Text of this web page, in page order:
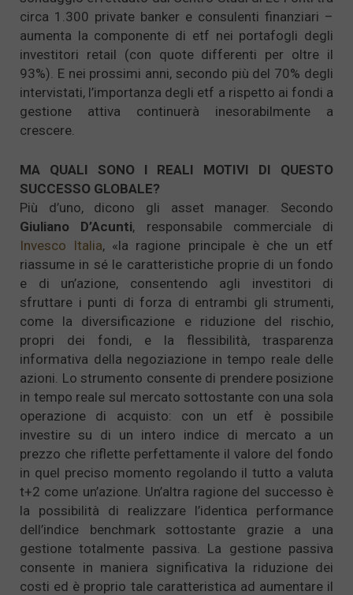
circa 1.300 private banker e consulenti finanziari –
aumenta la componente di etf nei portafogli degli
investitori retail (con quote differenti per oltre il
93%). E nei prossimi anni, secondo più del 70% degli
intervistati, l’importanza degli etf a rispetto ai fondi a
gestione attiva continuerà inesorabilmente a
crescere.
MA QUALI SONO I REALI MOTIVI DI QUESTO
SUCCESSO GLOBALE?
Più d’uno, dicono gli asset manager. Secondo
Giuliano D’Acunti, responsabile commerciale di
Invesco Italia, «la ragione principale è che un etf
riassume in sé le caratteristiche proprie di un fondo
e di un’azione, consentendo agli investitori di
sfruttare i punti di forza di entrambi gli strumenti,
come la diversificazione e riduzione del rischio,
propri dei fondi, e la flessibilità, trasparenza
informativa della negoziazione in tempo reale delle
azioni. Lo strumento consente di prendere posizione
in tempo reale sul mercato sottostante con una sola
operazione di acquisto: con un etf è possibile
investire su di un intero indice di mercato a un
prezzo che riflette perfettamente il valore del fondo
in quel preciso momento regolando il tutto a valuta
t+2 come un’azione. Un’altra ragione del successo è
la possibilità di realizzare l’identica performance
dell’indice benchmark sottostante grazie a una
gestione totalmente passiva. La gestione passiva
consente in maniera significativa la riduzione dei
costi ed è proprio tale caratteristica ad aumentare il